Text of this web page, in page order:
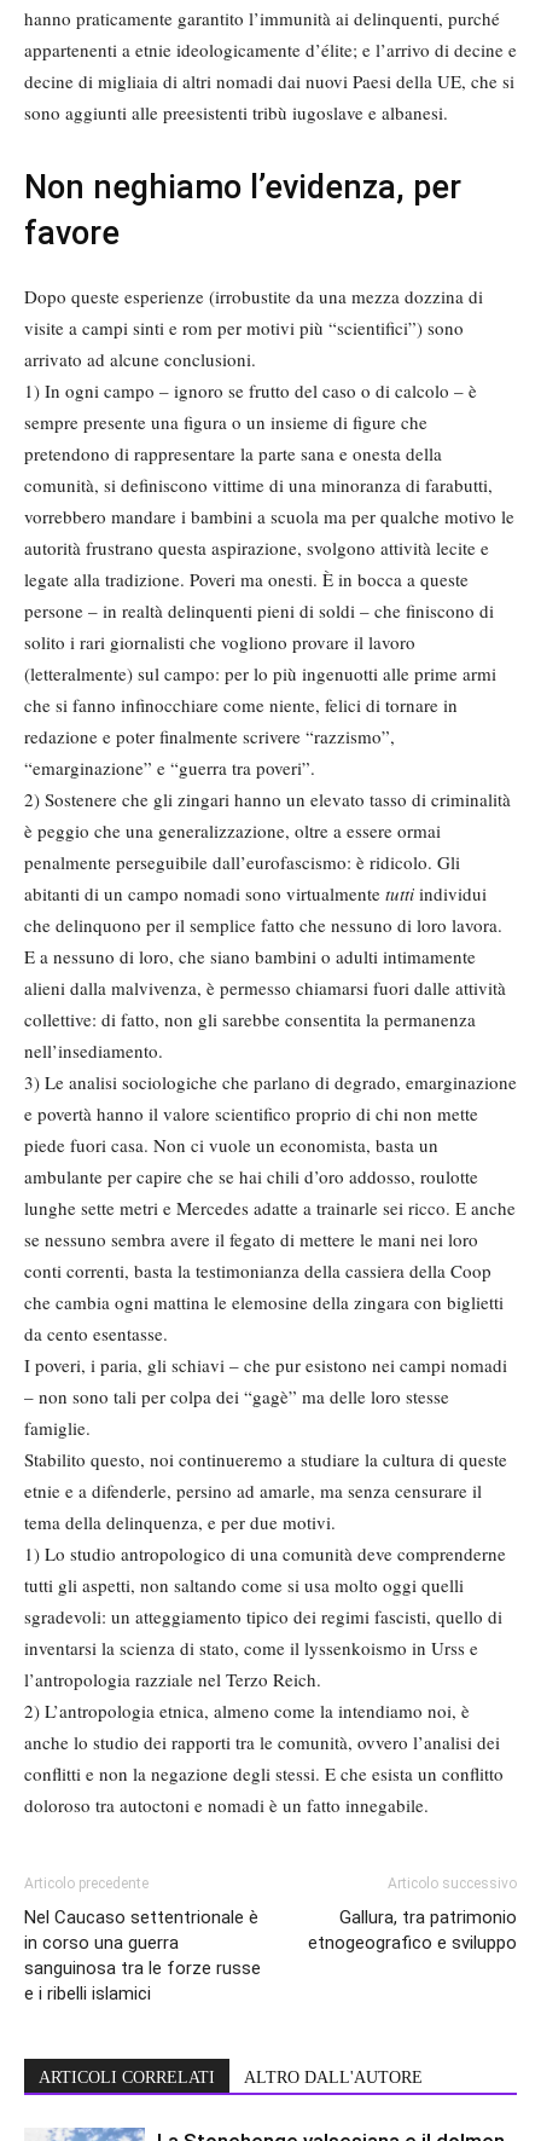
hanno praticamente garantito l’immunità ai delinquenti, purché
appartenenti a etnie ideologicamente d’élite; e l’arrivo di decine e
decine di migliaia di altri nomadi dai nuovi Paesi della UE, che si
sono aggiunti alle preesistenti tribù iugoslave e albanesi.
Non neghiamo l’evidenza, per
favore
Dopo queste esperienze (irrobustite da una mezza dozzina di
visite a campi sinti e rom per motivi più “scientifici”) sono
arrivato ad alcune conclusioni.
1) In ogni campo – ignoro se frutto del caso o di calcolo – è
sempre presente una figura o un insieme di figure che
pretendono di rappresentare la parte sana e onesta della
comunità, si definiscono vittime di una minoranza di farabutti,
vorrebbero mandare i bambini a scuola ma per qualche motivo le
autorità frustrano questa aspirazione, svolgono attività lecite e
legate alla tradizione. Poveri ma onesti. È in bocca a queste
persone – in realtà delinquenti pieni di soldi – che finiscono di
solito i rari giornalisti che vogliono provare il lavoro
(letteralmente) sul campo: per lo più ingenuotti alle prime armi
che si fanno infinocchiare come niente, felici di tornare in
redazione e poter finalmente scrivere “razzismo”,
“emarginazione” e “guerra tra poveri”.
2) Sostenere che gli zingari hanno un elevato tasso di criminalità
è peggio che una generalizzazione, oltre a essere ormai
penalmente perseguibile dall’eurofascismo: è ridicolo. Gli
abitanti di un campo nomadi sono virtualmente tutti individui
che delinquono per il semplice fatto che nessuno di loro lavora.
E a nessuno di loro, che siano bambini o adulti intimamente
alieni dalla malvivenza, è permesso chiamarsi fuori dalle attività
collettive: di fatto, non gli sarebbe consentita la permanenza
nell’insediamento.
3) Le analisi sociologiche che parlano di degrado, emarginazione
e povertà hanno il valore scientifico proprio di chi non mette
piede fuori casa. Non ci vuole un economista, basta un
ambulante per capire che se hai chili d’oro addosso, roulotte
lunghe sette metri e Mercedes adatte a trainarle sei ricco. E anche
se nessuno sembra avere il fegato di mettere le mani nei loro
conti correnti, basta la testimonianza della cassiera della Coop
che cambia ogni mattina le elemosine della zingara con biglietti
da cento esentasse.
I poveri, i paria, gli schiavi – che pur esistono nei campi nomadi
– non sono tali per colpa dei “gagè” ma delle loro stesse
famiglie.
Stabilito questo, noi continueremo a studiare la cultura di queste
etnie e a difenderle, persino ad amarle, ma senza censurare il
tema della delinquenza, e per due motivi.
1) Lo studio antropologico di una comunità deve comprenderne
tutti gli aspetti, non saltando come si usa molto oggi quelli
sgradevoli: un atteggiamento tipico dei regimi fascisti, quello di
inventarsi la scienza di stato, come il lyssenkoismo in Urss e
l’antropologia razziale nel Terzo Reich.
2) L’antropologia etnica, almeno come la intendiamo noi, è
anche lo studio dei rapporti tra le comunità, ovvero l’analisi dei
conflitti e non la negazione degli stessi. E che esista un conflitto
doloroso tra autoctoni e nomadi è un fatto innegabile.
Articolo precedente
Nel Caucaso settentrionale è
in corso una guerra
sanguinosa tra le forze russe
e i ribelli islamici
Articolo successivo
Gallura, tra patrimonio
etnogeografico e sviluppo
ARTICOLI CORRELATI ALTRO DALL'AUTORE